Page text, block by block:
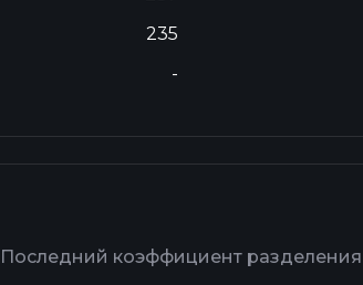
235
-
Последний коэффициент разделения